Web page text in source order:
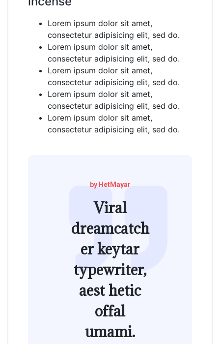
Lorem ipsum dolor sit amet,
consectetur adipisicing elit, sed do.
Lorem ipsum dolor sit amet,
consectetur adipisicing elit, sed do.
Lorem ipsum dolor sit amet,
consectetur adipisicing elit, sed do.
Lorem ipsum dolor sit amet,
consectetur adipisicing elit, sed do.
Lorem ipsum dolor sit amet,
consectetur adipisicing elit, sed do.
by HetMayar
Viral
dreamcatch
er keytar
typewriter,
aest hetic
offal
umami.